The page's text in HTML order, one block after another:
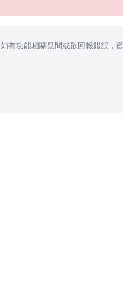
如有功能相關疑問或欲回報錯誤，